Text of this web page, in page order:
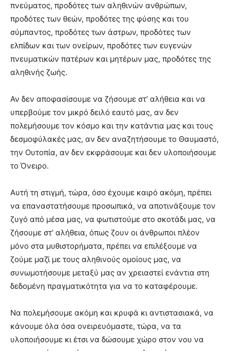
πνεύματος, προδότες των αληθινών ανθρώπων,
προδότες των θεών, προδότες της φύσης και του
σύμπαντος, προδότες των άστρων, προδότες των
ελπίδων και των ονείρων, προδότες των ευγενών
πνευματικών πατέρων και μητέρων μας, προδότες της
αληθινής ζωής.
Αν δεν αποφασίσουμε να ζήσουμε στ’ αλήθεια και να
υπερβούμε τον μικρό δειλό εαυτό μας, αν δεν
πολεμήσουμε τον κόσμο και την κατάντια μας και τους
δεσμοφύλακές μας, αν δεν αναζητήσουμε το Θαυμαστό,
την Ουτοπία, αν δεν εκφράσουμε και δεν υλοποιήσουμε
το Όνειρο.
Αυτή τη στιγμή, τώρα, όσο έχουμε καιρό ακόμη, πρέπει
να επαναστατήσουμε προσωπικά, να αποτινάξουμε τον
ζυγό από μέσα μας, να φωτιστούμε στο σκοτάδι μας, να
ζήσουμε στ’ αλήθεια, όπως ζουν οι άνθρωποι πλέον
μόνο στα μυθιστορήματα, πρέπει να επιλέξουμε να
ζούμε μαζί με τους αληθινούς ομοίους μας, να
συνωμοτήσουμε μεταξύ μας αν χρειαστεί ενάντια στη
δεδομένη πραγματικότητα για να το καταφέρουμε.
Να πολεμήσουμε ακόμη και κρυφά κι αντιστασιακά, να
κάνουμε όλα όσα ονειρευόμαστε, τώρα, να τα
υλοποιήσουμε κι έτσι να δώσουμε χώρο στον νου να